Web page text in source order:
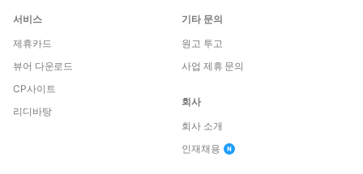
서비스
제휴카드
뷰어 다운로드
CP사이트
리디바탕
기타 문의
원고 투고
사업 제휴 문의
회사
회사 소개
인재채용